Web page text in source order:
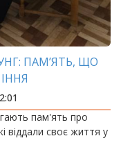
ПАМ’ЯТЬ, ЩО
пам'ять про
віддали своє життя у